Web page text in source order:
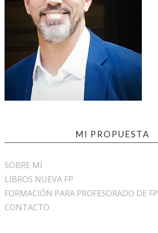
MI PROPUESTA
SOBRE MÍ
LIBROS NUEVA FP
FORMACIÓN PARA PROFESORADO DE FP
CONTACTO